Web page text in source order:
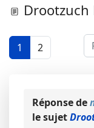
Drootzuch
1 2
Réponse de
le sujet